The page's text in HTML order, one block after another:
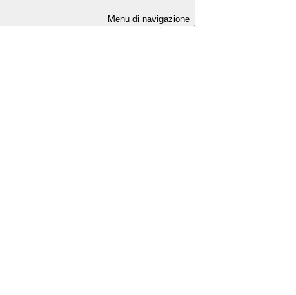
Menu di navigazione